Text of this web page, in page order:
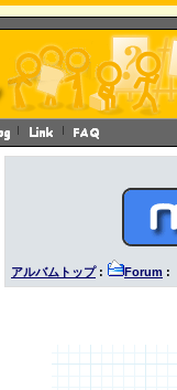
アルバムトップ: Forum :